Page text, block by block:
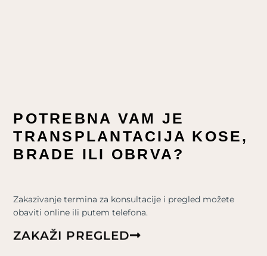
POTREBNA VAM JE
TRANSPLANTACIJA KOSE,
BRADE ILI OBRVA?
Zakazivanje termina za konsultacije i pregled možete
obaviti online ili putem telefona.
ZAKAŽI PREGLED